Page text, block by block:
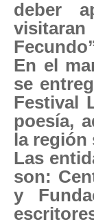
deber
En el
se
Festival
poesía,
la región
Las
son:
y